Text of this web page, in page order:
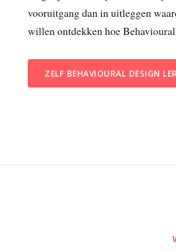
vooruitgang dan in uitleggen
willen ontdekken hoe
ZELF BEHAVIOURAL DESIGN